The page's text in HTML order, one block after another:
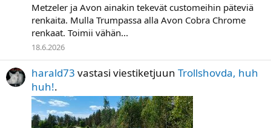
Metzeler ja Avon ainakin tekevät customeihin päteviä
renkaita. Mulla Trumpassa alla Avon Cobra Chrome
renkaat. Toimii vähän...
18.6.2026
harald73 vastasi viestiketjuun Trollshovda, huh
huh!.